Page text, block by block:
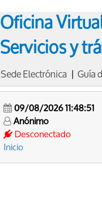
Oficina
Servicios y
Sede Electrónica | Guía
09/08/2026 11:48:51
Anónimo
Desconectado
Inicio